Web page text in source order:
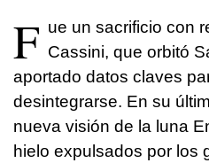
F ue un sacrificio con
Cassini, que orbitó
aportado datos claves
desintegrarse. En su
nueva visión de la luna
hielo expulsados por los